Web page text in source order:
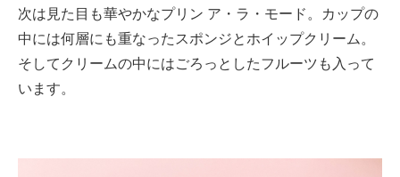
次は見た目も華やかなプリン ア・ラ・モード。カップの
中には何層にも重なったスポンジとホイップクリーム。
そしてクリームの中にはごろっとしたフルーツも入って
います。